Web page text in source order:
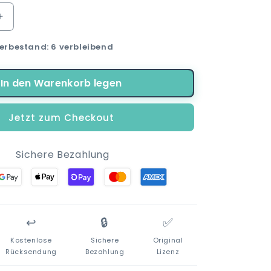
Erhöhe
Menge
High
Kinder
Basecap
6 verbleibend
In den Warenkorb legen
Jetzt zum Checkout
Sichere Bezahlung
↩️
Kostenlose
Rücksendung
🔒
Sichere
Bezahlung
✅
Original
Lizenz